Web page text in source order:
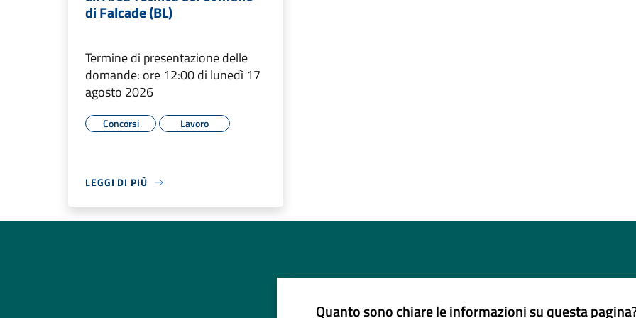
di Falcade (BL)
Termine di presentazione delle
domande: ore 12:00 di lunedì 17
agosto 2026
Concorsi Lavoro
LEGGI DI PIÙ
Quanto sono chiare le informazioni su questa